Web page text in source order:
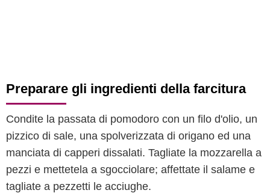
Preparare gli ingredienti della farcitura
Condite la passata di pomodoro con un filo d'olio, un
pizzico di sale, una spolverizzata di origano ed una
manciata di capperi dissalati. Tagliate la mozzarella a
pezzi e mettetela a sgocciolare; affettate il salame e
tagliate a pezzetti le acciughe.